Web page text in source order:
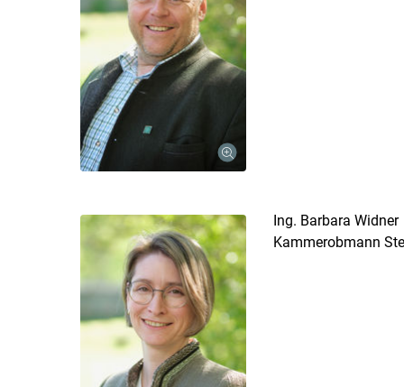
Ing. Barbara Widner
Kammerobmann